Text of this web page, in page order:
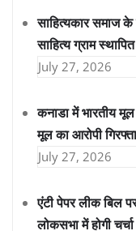
साहित्यकार समाज के
साहित्य ग्राम
July 27, 2026
कनाडा में भारतीय मूल
मूल का आरोपी
July 27, 2026
एंटी पेपर लीक बिल
लोकसभा में होगी चर्चा